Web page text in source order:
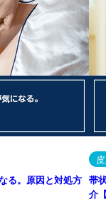
る。原因と対処方 帯
介